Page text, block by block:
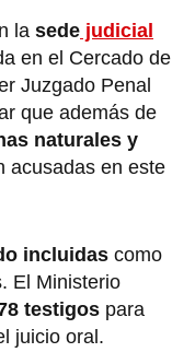
la sede judicial
en el Cercado de
Juzgado Penal
que además de
naturales y
acusadas en este
incluidas como
El Ministerio
testigos para
juicio oral.